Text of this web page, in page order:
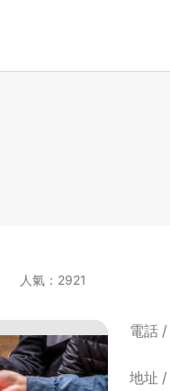
人氣：2921
電話
地址